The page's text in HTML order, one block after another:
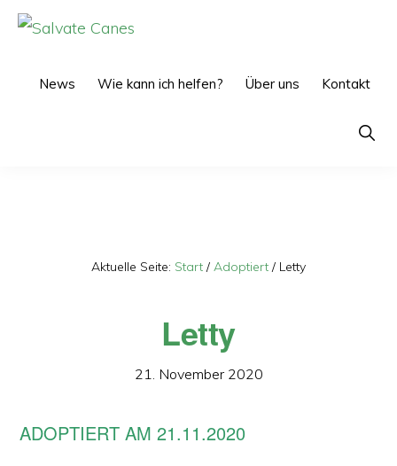
Zur
Zum
News Wie kann ich helfen? Über uns Kontakt
Show
Aktuelle Seite: Start / Adoptiert / Letty
Letty
21. November 2020
ADOPTIERT AM 21.11.2020